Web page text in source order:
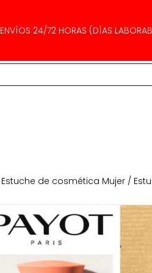
ENVÍOS 24/72 HORAS (DÍAS
Estuche de cosmética Mujer /